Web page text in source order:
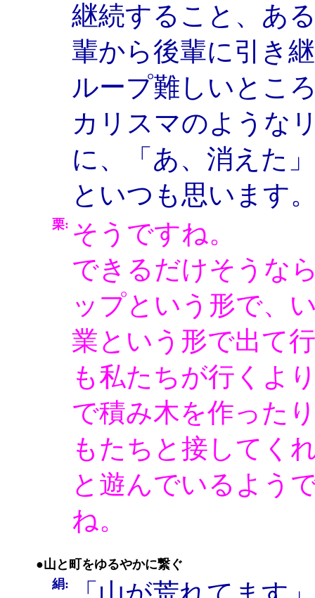
継続すること、あ
輩から後輩に引き
ループ難しいとこ
カリスマのような
に、「あ、消えた
といつも思います
栗: そうですね。
できるだけそうな
ップという形で、
業という形で出て
も私たちが行くよ
で積み木を作った
もたちと接してく
と遊んでいるよう
ね。
●山と町をゆるやかに繋ぐ
絹: